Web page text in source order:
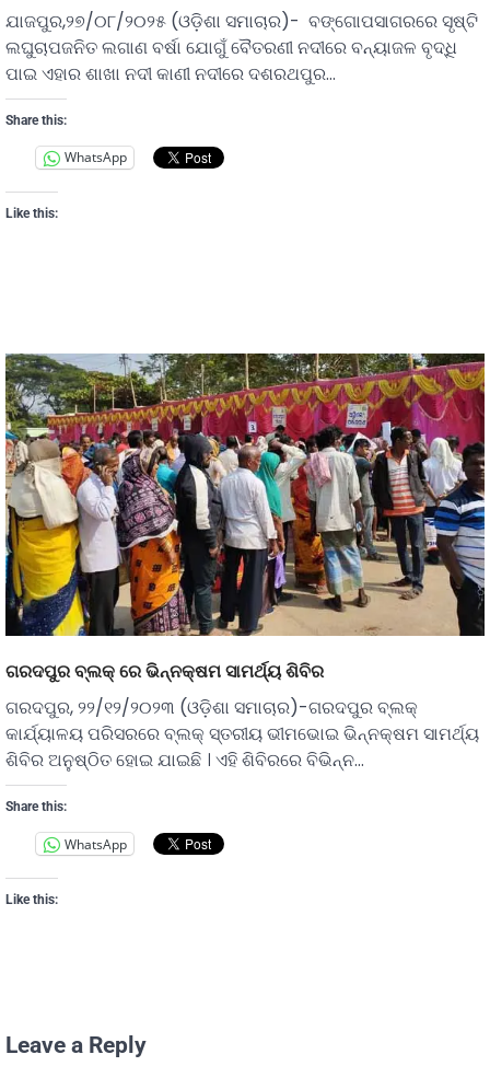
ଯାଜପୁର,୨୭/୦୮/୨୦୨୫ (ଓଡ଼ିଶା ସମାଚାର)- ବଙ୍ଗୋପସାଗରରେ ସୃଷ୍ଟି
ଲଘୁଚାପଜନିତ ଲଗାଣ ବର୍ଷା ଯୋଗୁଁ ବୈତରଣୀ ନଦୀରେ ବନ୍ୟାଜଳ ବୃଦ୍ଧି
ପାଇ ଏହାର ଶାଖା ନଦୀ କାଣୀ ନଦୀରେ ଦଶରଥପୁର…
Share this:
WhatsApp
Like this:
ଗରଦପୁର ବ୍ଲକ୍ ରେ ଭିନ୍ନକ୍ଷମ ସାମର୍ଥ୍ୟ ଶିବିର
ଗରଦପୁର, ୨୨/୧୨/୨୦୨୩ (ଓଡ଼ିଶା ସମାଚାର)-ଗରଦପୁର ବ୍ଲକ୍
କାର୍ଯ୍ୟାଳୟ ପରିସରରେ ବ୍ଲକ୍ ସ୍ତରୀୟ ଭୀମଭୋଇ ଭିନ୍ନକ୍ଷମ ସାମର୍ଥ୍ୟ
ଶିବିର ଅନୁଷ୍ଠିତ ହୋଇ ଯାଇଛି । ଏହି ଶିବିରରେ ବିଭିନ୍ନ…
Share this:
WhatsApp
Like this:
Leave a Reply